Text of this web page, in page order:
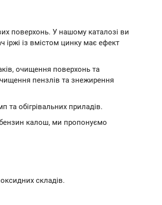
поверхонь. У нашому каталозі ви
іржі із вмістом цинку має ефект
очищення поверхонь та
пензлів та знежирення
обігрівальних приладів.
калош, ми пропонуємо
складів.